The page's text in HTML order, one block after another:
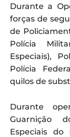
Durante a
forças de
de
Polícia
Especiais),
Polícia
quilos de
Durante
Guarnição
Especiais do